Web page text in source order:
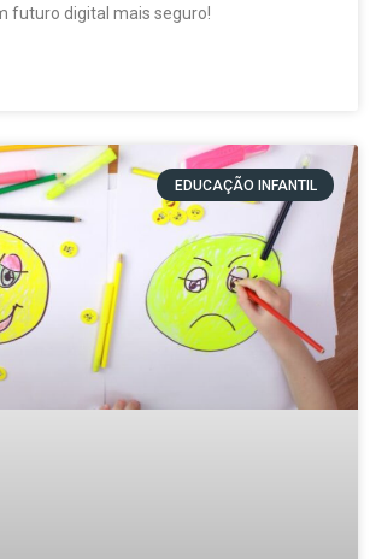
futuro digital mais seguro!
EDUCAÇÃO INFANTIL